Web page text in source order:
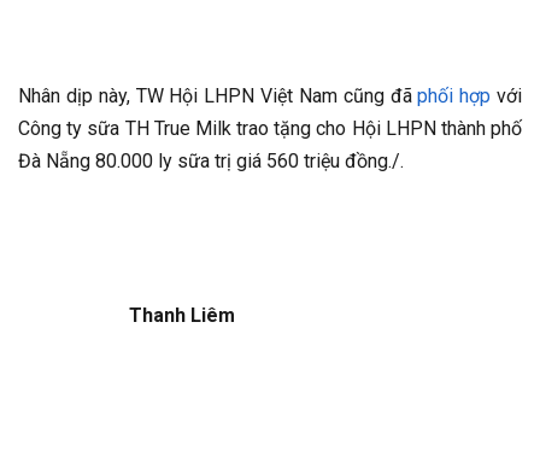
Nhân dịp này, TW Hội LHPN Việt Nam cũng đãphối hợp với
Công ty sữa TH True Milk trao tặng cho Hội LHPN thành phố
Đà Nẵng 80.000 ly sữa trị giá 560 triệu đồng./.
Thanh Liêm